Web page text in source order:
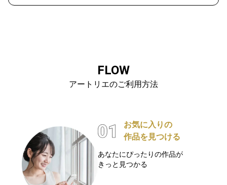
FLOW
アートリエのご利用方法
お気に入りの
作品を見つける
あなたにぴったりの作品が
きっと見つかる